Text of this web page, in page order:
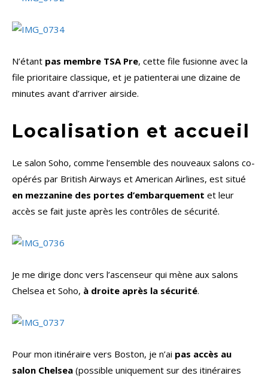
N’étant pas membre TSA Pre, cette file fusionne avec la
file prioritaire classique, et je patienterai une dizaine de
minutes avant d’arriver airside.
Localisation et accueil
Le salon Soho, comme l’ensemble des nouveaux salons co-
opérés par British Airways et American Airlines, est situé
en mezzanine des portes d’embarquement et leur
accès se fait juste après les contrôles de sécurité.
Je me dirige donc vers l’ascenseur qui mène aux salons
Chelsea et Soho, à droite après la sécurité.
Pour mon itinéraire vers Boston, je n’ai pas accès au
salon Chelsea (possible uniquement sur des itinéraires